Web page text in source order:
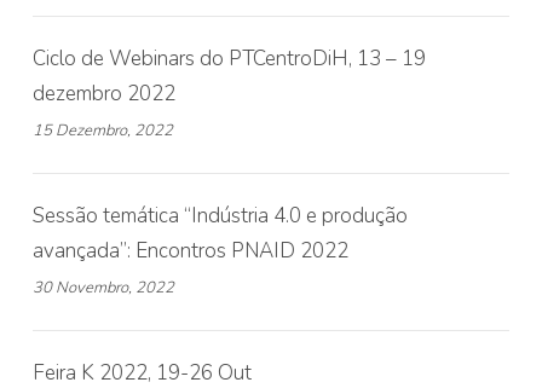
Ciclo de Webinars do PTCentroDiH, 13 – 19
dezembro 2022
15 Dezembro, 2022
Sessão temática “Indústria 4.0 e produção
avançada”: Encontros PNAID 2022
30 Novembro, 2022
Feira K 2022, 19-26 Out